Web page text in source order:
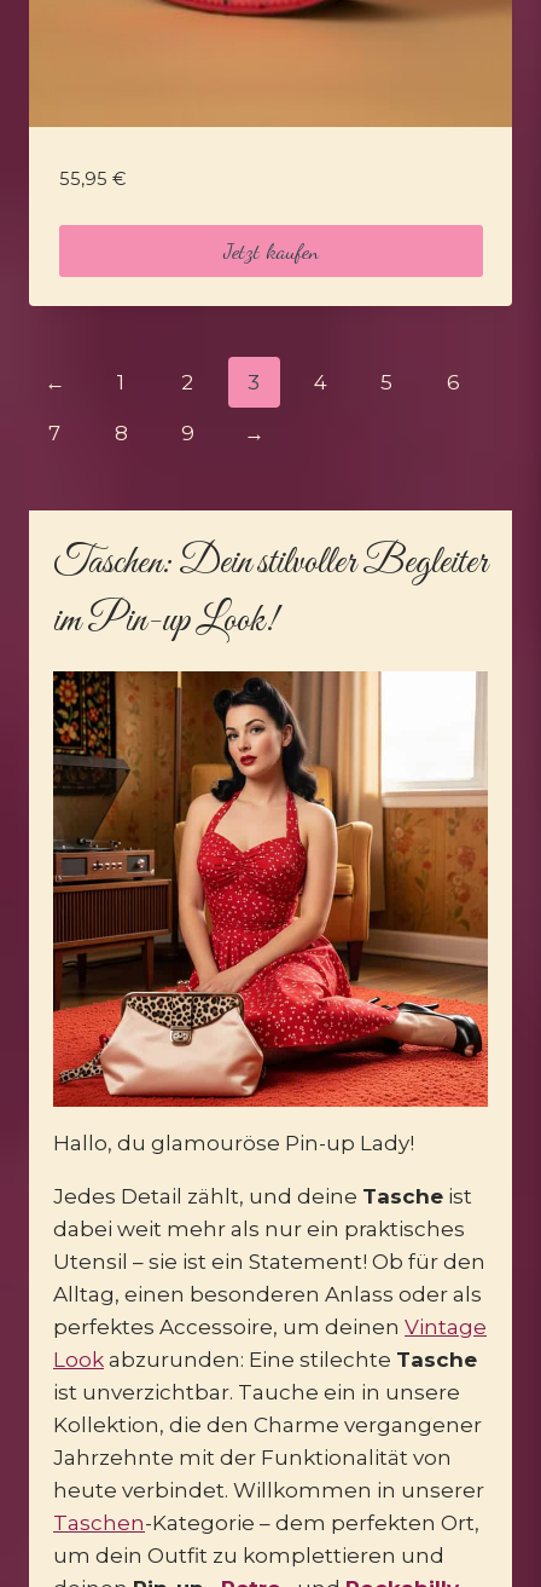
55,95 €
Jetzt kaufen
← 1 2 3 4 5 6
7 8 9 →
Taschen: Dein stilvoller Begleiter
im Pin-up Look!
Hallo, du glamouröse Pin-up Lady!
Jedes Detail zählt, und deine Tasche ist
dabei weit mehr als nur ein praktisches
Utensil – sie ist ein Statement! Ob für den
Alltag, einen besonderen Anlass oder als
perfektes Accessoire, um deinen Vintage
Look abzurunden: Eine stilechte Tasche
ist unverzichtbar. Tauche ein in unsere
Kollektion, die den Charme vergangener
Jahrzehnte mit der Funktionalität von
heute verbindet. Willkommen in unserer
Taschen-Kategorie – dem perfekten Ort,
um dein Outfit zu komplettieren und